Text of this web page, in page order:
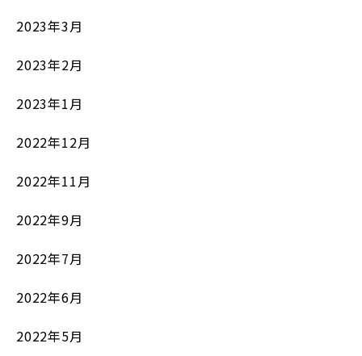
2023年3月
2023年2月
2023年1月
2022年12月
2022年11月
2022年9月
2022年7月
2022年6月
2022年5月